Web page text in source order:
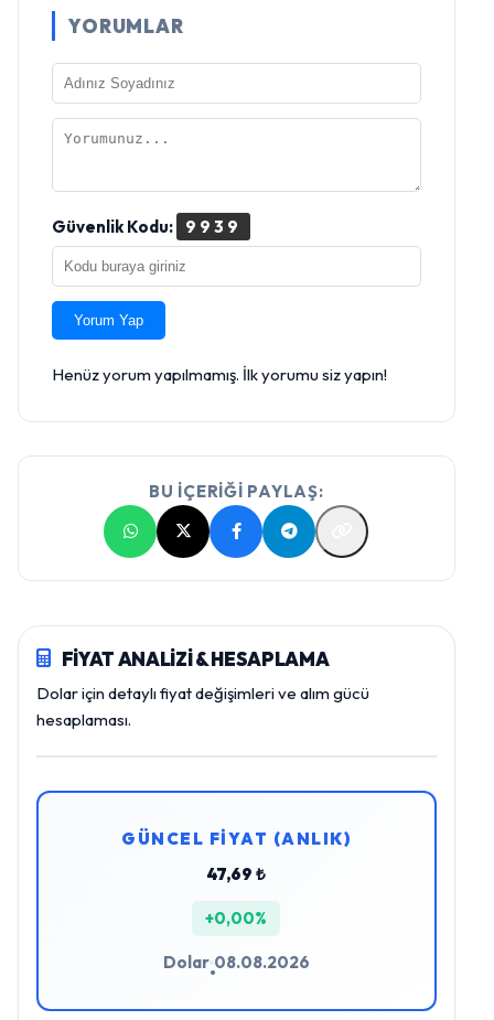
YORUMLAR
Güvenlik Kodu: 9939
Yorum Yap
Henüz yorum yapılmamış. İlk yorumu siz yapın!
BU İÇERİĞİ PAYLAŞ:
FİYAT ANALİZİ & HESAPLAMA
Dolar için detaylı fiyat değişimleri ve alım gücü
hesaplaması.
GÜNCEL FİYAT (ANLIK)
47,69 ₺
+0,00%
Dolar
•
08.08.2026